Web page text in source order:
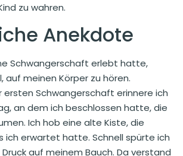
zu wahren.
Anekdote
Schwangerschaft erlebt hatte,
auf meinen Körper zu hören.
ersten Schwangerschaft erinnere ich
an dem ich beschlossen hatte, die
Ich hob eine alte Kiste, die
ich erwartet hatte. Schnell spürte ich
auf meinem Bauch. Da verstand